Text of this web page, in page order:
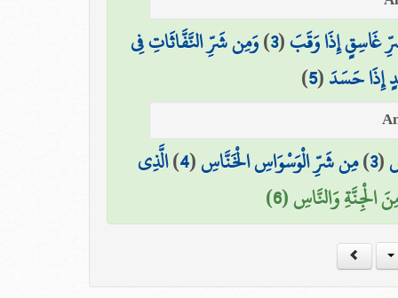
غَاسِقٍ إِذَا وَقَبَ(
3
)وَمِن شَرِّ النَّفَّاثَاتِ فِي
إِذَا حَسَدَ(
5
)
(
3
)مِن شَرِّ الْوَسْوَاسِ الْخَنَّاسِ(
4
)الَّذِي
الْجِنَّةِ وَالنَّاسِ (6)